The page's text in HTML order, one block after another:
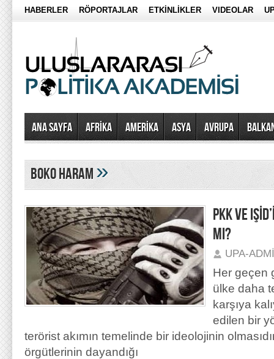
HABERLER RÖPORTAJLAR ETKİNLİKLER VIDEOLAR
Ana Sayfa AFRİKA AMERİKA ASYA AVRUPA
boko haram»
PKK VE
MI?
UPA-
Her geçen
ülke daha
karşıya
edilen bir
terörist akımın temelinde bir ideolojinin
örgütlerinin dayandığı